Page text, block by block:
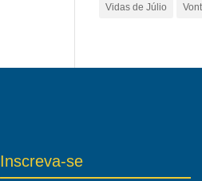
Vidas de Júlio
Inscreva-se